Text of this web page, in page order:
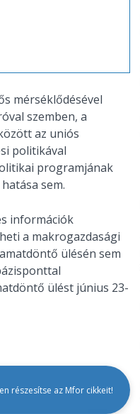
mérséklődésével
szemben, a
az uniós
politikával
programjának
sem.
információk
a makrogazdasági
ülésén sem
ülést június 23-
részesítse az Mfor cikkeit!